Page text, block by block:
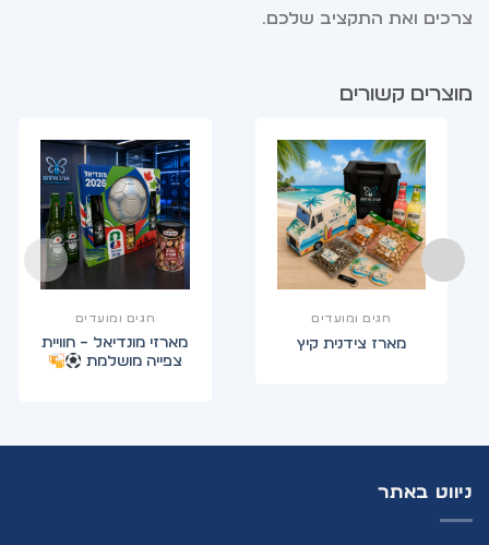
צרכים ואת התקציב שלכם.
מוצרים קשורים
חגים ומועדים
מארזי מונדיאל – חוויית
צפייה מושלמת
חגים ומועדים
מארז צידנית קיץ
ניווט באתר